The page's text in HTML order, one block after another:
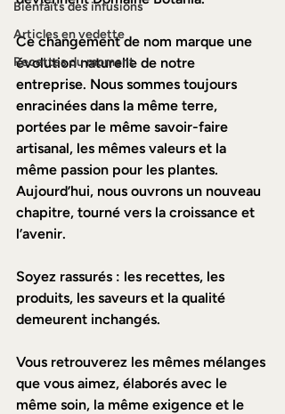
Bienfaits des infusions
Articles en vedette
Recettes du moment
Ce changement de nom marque une
évolution naturelle de notre
entreprise. Nous sommes toujours
enracinées dans la même terre,
portées par le même savoir-faire
artisanal, les mêmes valeurs et la
même passion pour les plantes.
Aujourd’hui, nous ouvrons un nouveau
chapitre, tourné vers la croissance et
l’avenir.
Soyez rassurés : les recettes, les
produits, les saveurs et la qualité
demeurent inchangés.
Vous retrouverez les mêmes mélanges
que vous aimez, élaborés avec le
même soin, la même exigence et le